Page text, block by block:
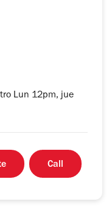
Lun 12pm, jue
Call